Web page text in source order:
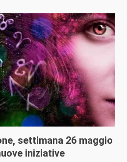
settimana 26 maggio
iniziative